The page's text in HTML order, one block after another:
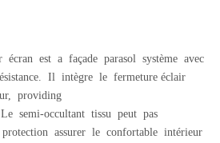
écran est a façade parasol système avec
Il intègre le fermeture éclair
providing
semi-occultant tissu peut pas
assurer le confortable intérieur